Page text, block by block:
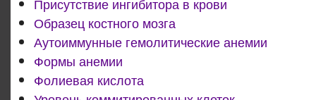
Образец костного мозга
Аутоиммунные гемолитические анемии
Формы анемии
Фолиевая кислота